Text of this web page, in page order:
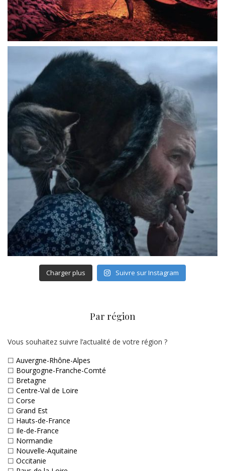
Charger plus Suivre sur Instagram
Par région
Vous souhaitez suivre l’actualité de votre région ?
☐ Auvergne-Rhône-Alpes
☐ Bourgogne-Franche-Comté
☐ Bretagne
☐ Centre-Val de Loire
☐ Corse
☐ Grand Est
☐ Hauts-de-France
☐ Ile-de-France
☐ Normandie
☐ Nouvelle-Aquitaine
☐ Occitanie